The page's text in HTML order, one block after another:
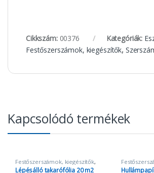
Cikkszám: 00376 Kategóriák:
Festőszerszámok, kiegészítők,
Kapcsolódó termékek
Festőszerszámok, kiegészítők,
Takarópapír és fólia
Lépésálló takarófólia 20 m2